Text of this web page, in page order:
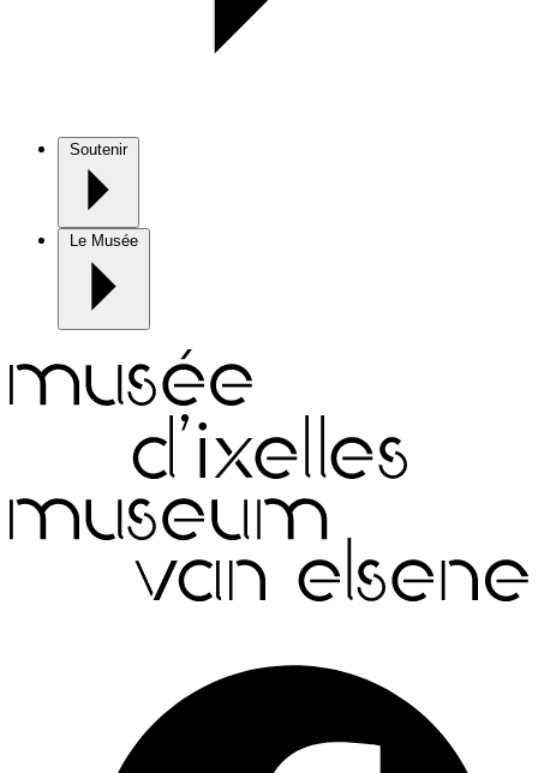
Soutenir
Le Musée